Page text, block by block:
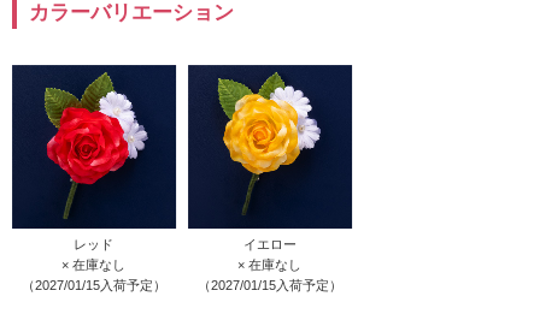
カラーバリエーション
レッド
× 在庫なし
（2027/01/15入荷予定）
イエロー
× 在庫なし
（2027/01/15入荷予定）